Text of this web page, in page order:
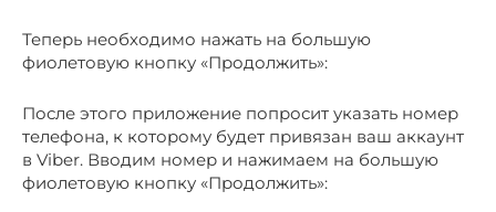
Теперь необходимо нажать на большую
фиолетовую кнопку «Продолжить»:
После этого приложение попросит указать номер
телефона, к которому будет привязан ваш аккаунт
в Viber. Вводим номер и нажимаем на большую
фиолетовую кнопку «Продолжить»: